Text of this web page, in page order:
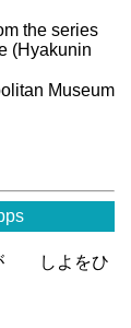
the series
(Hyakunin
Museum
ゝしよをひ